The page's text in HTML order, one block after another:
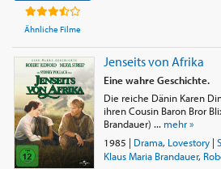
Ähnliche Filme
Jenseits von Afrika
Eine wahre Geschichte.
Die reiche Dänin Karen
ihren Cousin Baron Bror
Brandauer) ... mehr »
1985 | Drama, Lovestory|
Klaus Maria Brandauer,